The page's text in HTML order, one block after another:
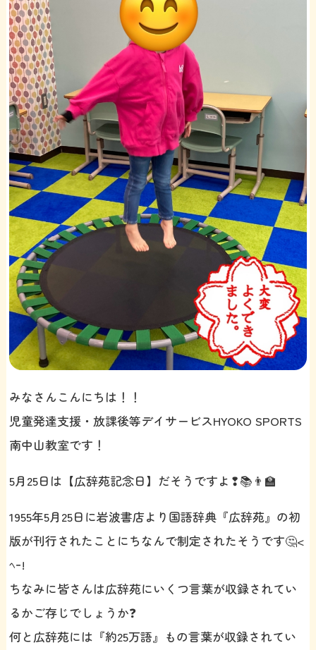
みなさんこんにちは！！
児童発達支援・放課後等デイサービスHYOKO SPORTS
南中山教室です！
5月25日は【広辞苑記念日】だそうですよ❢📚👨‍🏫
1955年5月25日に岩波書店より国語辞典『広辞苑』の初
版が刊行されたことにちなんで制定されたそうです🤔<
ﾍｰ!
ちなみに皆さんは広辞苑にいくつ言葉が収録されてい
るかご存じでしょうか❓
何と広辞苑には『約25万語』もの言葉が収録されてい